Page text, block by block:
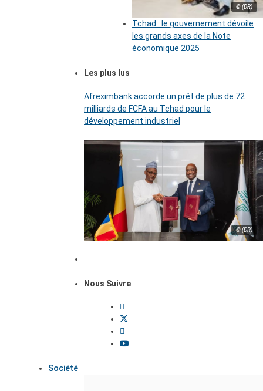
© (DR)
Tchad : le gouvernement dévoile
les grands axes de la Note
économique 2025
Les plus lus
Afreximbank accorde un prêt de plus de 72
milliards de FCFA au Tchad pour le
développement industriel
© (DR)
Nous Suivre
Société